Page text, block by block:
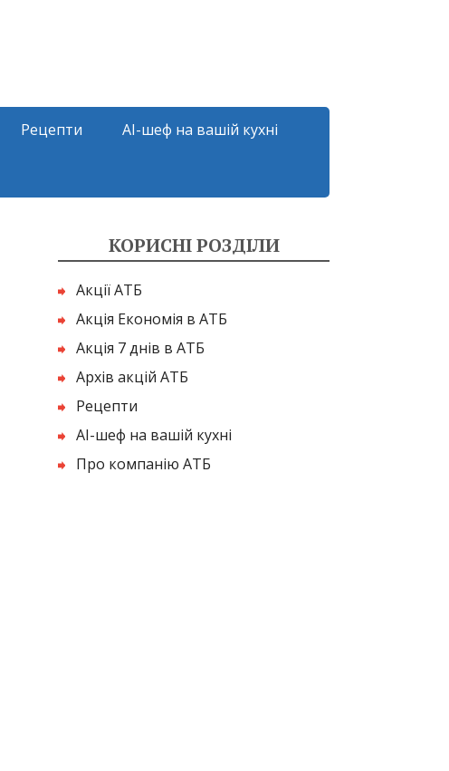
Рецепти AI-шеф на вашій кухні
КОРИСНІ РОЗДІЛИ
Акції АТБ
Акція Економія в АТБ
Акція 7 днів в АТБ
Архів акцій АТБ
Рецепти
AI-шеф на вашій кухні
Про компанію АТБ